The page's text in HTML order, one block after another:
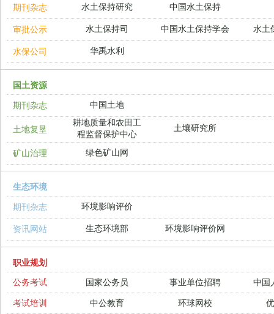
期刊杂志 水土保持研究 中国水土保持
审批公示 水土保持司 中国水土保持学会 水土
水保公司 华禹水利
国土资源
期刊杂志
中国土地
土地复垦
耕地质量和农田工
程监督保护中心
土壤研究所
矿山治理 绿色矿山网
生态环境
期刊杂志
环境影响评价
资讯网站 生态环境部 环境影响评价网
职业规划
公务考试
国家公务员 事业单位招聘
中国
考试培训
中公教育 环球网校